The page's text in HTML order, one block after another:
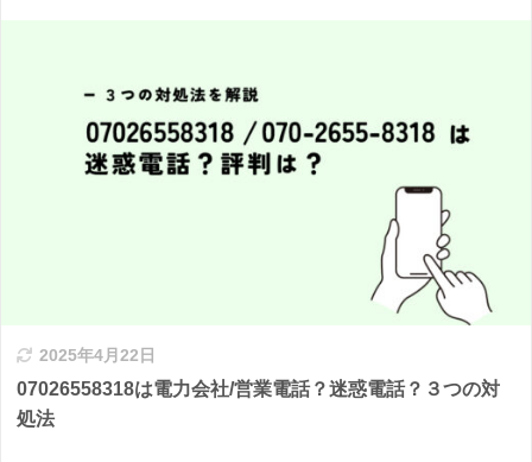
2025年4月22日
07026558318は電力会社/営業電話？迷惑電話？３つの対
処法